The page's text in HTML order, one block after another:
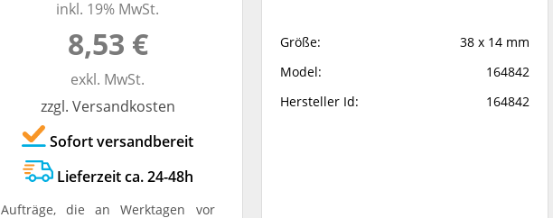
inkl. 19% MwSt.
8,53 €
exkl. MwSt.
zzgl. Versandkosten
Sofort versandbereit
Lieferzeit ca. 24-48h
Aufträge, die an Werktagen vor
Größe:
38 x 14 mm
Model:
164842
Hersteller Id:
164842